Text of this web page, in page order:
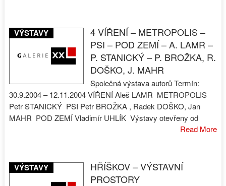
VÝSTAVY
4 VÍŘENÍ – METROPOLIS –
PSI – POD ZEMÍ – A. LAMR –
P. STANICKÝ – P. BROŽKA, R.
DOŠKO, J. MAHR
Společná výstava autorů Termín:
30.9.2004 – 12.11.2004 VÍŘENÍ Aleš LAMR METROPOLIS
Petr STANICKÝ PSI Petr BROŽKA , Radek DOŠKO, Jan
MAHR POD ZEMÍ Vladimír UHLÍK Výstavy otevřeny od
Read More
VÝSTAVY
HŘÍŠKOV – VÝSTAVNÍ
PROSTORY